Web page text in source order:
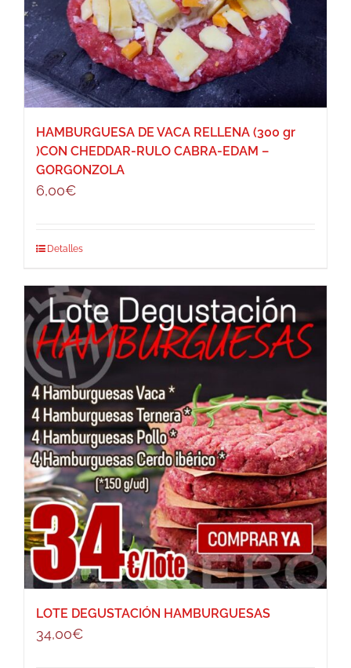
HAMBURGUESA DE VACA RELLENA (300 gr
)CON CHEDDAR-RULO CABRA-EDAM –
GORGONZOLA
6,00€
Detalles
LOTE DEGUSTACIÓN HAMBURGUESAS
34,00€